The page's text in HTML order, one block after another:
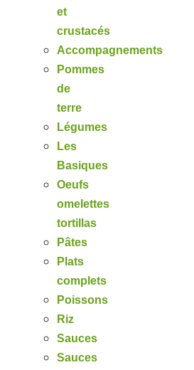
et
crustacés
Accompagnements
Pommes
de
terre
Légumes
Les
Basiques
Oeufs
omelettes
tortillas
Pâtes
Plats
complets
Poissons
Riz
Sauces
Sauces